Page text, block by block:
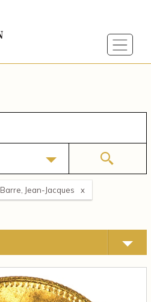
Barre, Jean-Jacques